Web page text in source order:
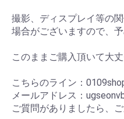
撮影、ディスプレイ等の
場合がございますので、
このままご購入頂いて大丈
こちらのライン：
メールアドレス：
ご質問がありましたら、